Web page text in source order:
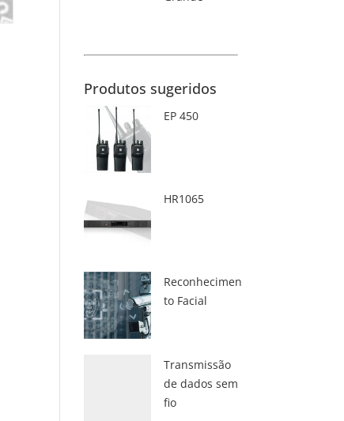
Produtos sugeridos
EP 450
HR1065
Reconhecimen
to Facial
Transmissão
de dados sem
fio